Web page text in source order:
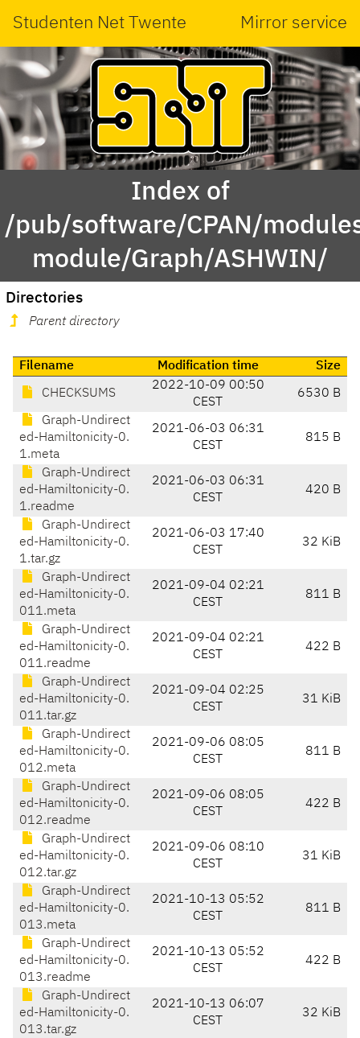
Studenten Net Twente Mirror service
Index of
/pub/software/CPAN/
module/Graph/ASHWIN/
Directories
Parent directory
Filename Modification time Size
CHECKSUMS
2022-10-09 00:50
CEST
6530 B
Graph-Undirect
ed-Hamiltonicity-0.
1.meta
2021-06-03 06:31
CEST
815 B
Graph-Undirect
ed-Hamiltonicity-0.
1.readme
2021-06-03 06:31
CEST
420 B
Graph-Undirect
ed-Hamiltonicity-0.
1.tar.gz
2021-06-03 17:40
CEST
32 KiB
Graph-Undirect
ed-Hamiltonicity-0.
011.meta
2021-09-04 02:21
CEST
811 B
Graph-Undirect
ed-Hamiltonicity-0.
011.readme
2021-09-04 02:21
CEST
422 B
Graph-Undirect
ed-Hamiltonicity-0.
011.tar.gz
2021-09-04 02:25
CEST
31 KiB
Graph-Undirect
ed-Hamiltonicity-0.
012.meta
2021-09-06 08:05
CEST
811 B
Graph-Undirect
ed-Hamiltonicity-0.
012.readme
2021-09-06 08:05
CEST
422 B
Graph-Undirect
ed-Hamiltonicity-0.
012.tar.gz
2021-09-06 08:10
CEST
31 KiB
Graph-Undirect
ed-Hamiltonicity-0.
013.meta
2021-10-13 05:52
CEST
811 B
Graph-Undirect
ed-Hamiltonicity-0.
013.readme
2021-10-13 05:52
CEST
422 B
Graph-Undirect
ed-Hamiltonicity-0.
013.tar.gz
2021-10-13 06:07
CEST
32 KiB